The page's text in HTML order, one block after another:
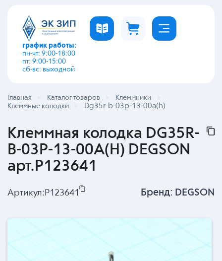
график работы:
пн-чт: 9:00-18:00
пт: 9:00-15:00
сб-вс: выходной
Главная Каталог товаров
Клеммники
Клеммные колодки
Dg35r-b-03p-13-00a(h)
Клеммная колодка DG35R-
B-03P-13-00A(H) DEGSON
арт.P123641
Артикул: P123641 Бренд: DEGSON